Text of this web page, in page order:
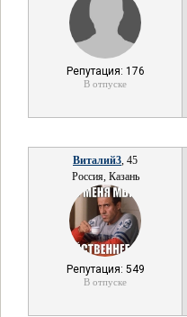
Репутация: 176
В отпуске
Виталий3, 45
Россия, Казань
Репутация: 549
В отпуске